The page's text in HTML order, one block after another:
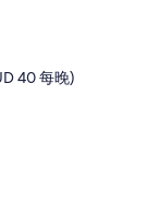
40 每晚)